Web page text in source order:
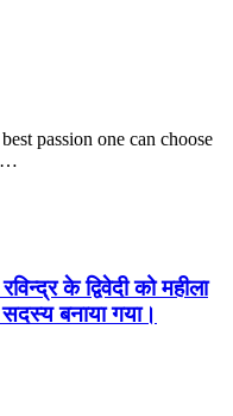
passion one can choose
के द्विवेदी को महीला
बनाया गया।